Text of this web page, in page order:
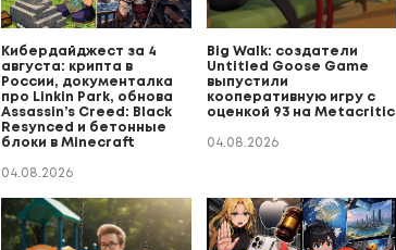
Кибердайджест за 4
августа: крипта в
России, документалка
про Linkin Park, обнова
Assassin’s Creed: Black
Resynced и бетонные
блоки в Minecraft
04.08.2026
Big Walk: создатели
Untitled Goose Game
выпустили
кооперативную игру с
оценкой 93 на Metacritic
04.08.2026